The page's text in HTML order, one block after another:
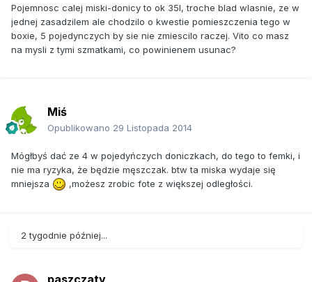
Pojemnosc calej miski-donicy to ok 35l, troche blad wlasnie, ze w
jednej zasadzilem ale chodzilo o kwestie pomieszczenia tego w
boxie, 5 pojedynczych by sie nie zmiescilo raczej. Vito co masz
na mysli z tymi szmatkami, co powinienem usunac?
Miś
Opublikowano 29 Listopada 2014
Mógłbyś dać ze 4 w pojedyńczych doniczkach, do tego to femki, i
nie ma ryzyka, że będzie męszczak. btw ta miska wydaje się
mniejsza
,możesz zrobic fote z większej odległości.
2 tygodnie później...
paszczaty